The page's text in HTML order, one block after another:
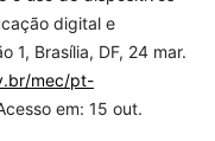
digital e
1, Brasília, DF, 24 mar.
mec/pt-
em: 15 out.